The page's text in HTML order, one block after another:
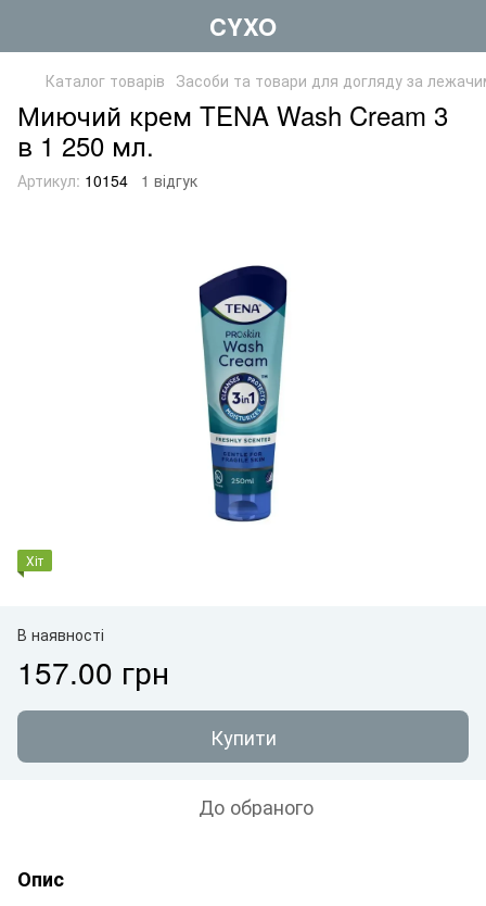
CYXO
Каталог товарів Засоби та товари для догляду за
Миючий крем TENA Wash Cream 3
в 1 250 мл.
Артикул: 10154 1 відгук
Хіт
В наявності
157.00 грн
Купити
До обраного
Опис